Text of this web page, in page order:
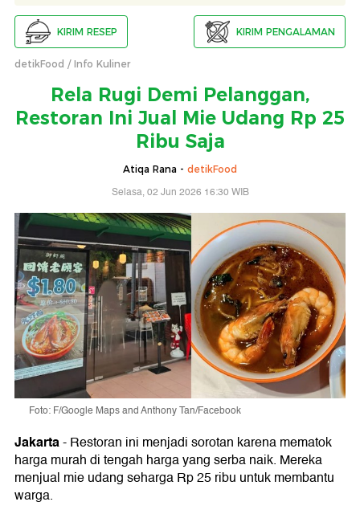
KIRIM RESEP KIRIM PENGALAMAN
detikFood Info Kuliner
Rela Rugi Demi Pelanggan,
Restoran Ini Jual Mie Udang Rp 25
Ribu Saja
Atiqa Rana - detikFood
Selasa, 02 Jun 2026 16:30 WIB
Foto: F/Google Maps and Anthony Tan/Facebook
Jakarta-Restoran ini menjadi sorotan karena mematok
harga murah di tengah harga yang serba naik. Mereka
menjual mie udang seharga Rp 25 ribu untuk membantu
warga.